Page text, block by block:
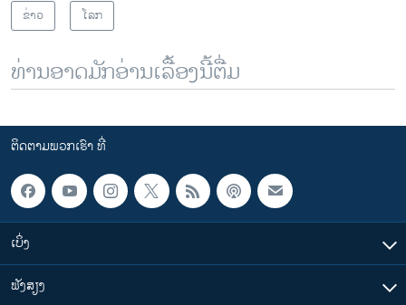
ຂ່າວ
ໂລກ
ທ່ານອາດມັກອ່ານເລື້ອງນີ້ຕື່ມ
ຕິດຕາມພວກເຮົາ ທີ່
ເບິ່ງ
ຟັງສຽງ